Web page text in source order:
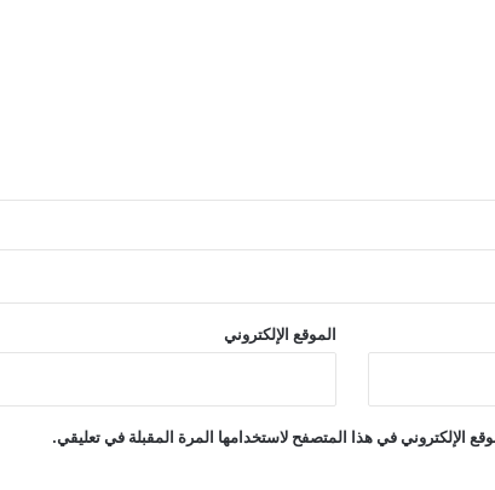
الموقع الإلكتروني
الإلكتروني في هذا المتصفح لاستخدامها المرة المقبلة في تعليقي.